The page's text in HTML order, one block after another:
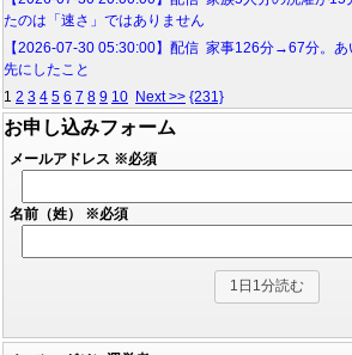
たのは「速さ」ではありません
【2026-07-30 05:30:00】配信 家事126分→67分。あ
先にしたこと
1 2 3 4 5 6 7 8 9 10 Next >> {231}
お申し込みフォーム
メールアドレス ※必須
名前（姓） ※必須